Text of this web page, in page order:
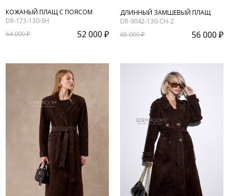
КОЖАНЫЙ ПЛАЩ С ПОЯСОМ
DR-173-130-SH
64 000 ₽
52 000 ₽
ДЛИННЫЙ ЗАМШЕВЫЙ ПЛАЩ
DR-9042-130-CH-Z
65 000 ₽
56 000 ₽